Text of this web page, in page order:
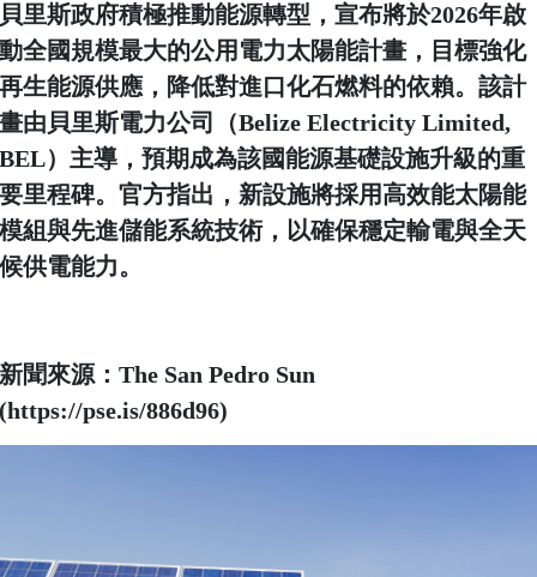
貝里斯政府積極推動能源轉型，宣布將於2026年啟
動全國規模最大的公用電力太陽能計畫，目標強化
再生能源供應，降低對進口化石燃料的依賴。該計
畫由貝里斯電力公司（Belize Electricity Limited,
BEL）主導，預期成為該國能源基礎設施升級的重
要里程碑。官方指出，新設施將採用高效能太陽能
模組與先進儲能系統技術，以確保穩定輸電與全天
候供電能力。
新聞來源：The San Pedro Sun
(https://pse.is/886d96)